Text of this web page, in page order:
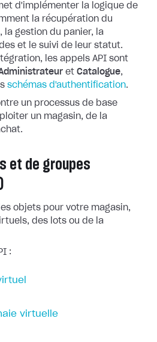
d'implémenter la logique de
la récupération du
la gestion du panier, la
et le suivi de leur statut.
les appels API sont
et Catalogue,
schémas d'authentification.
un processus de base
un magasin, de la
et de groupes
objets pour votre magasin,
des lots ou de la
:
virtuelle